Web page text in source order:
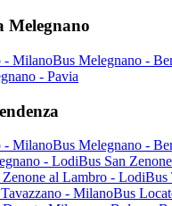
Melegnano
- MilanoBus Melegnano -
- Pavia
- MilanoBus Melegnano -
- LodiBus San
Zenone al Lambro - LodiBus
- MilanoBus